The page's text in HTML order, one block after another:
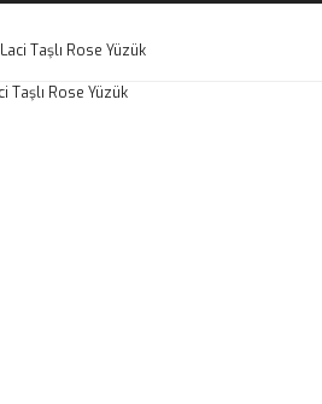
Laci Taşlı Rose Yüzük